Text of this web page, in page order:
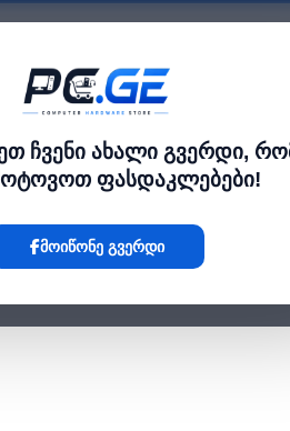
ჩვენი ახალი გვერდი,
ფასდაკლებები!
მოიწონე გვერდი
კატალოგი
› ქსელის კაბელი - Cat5e UTP 20%